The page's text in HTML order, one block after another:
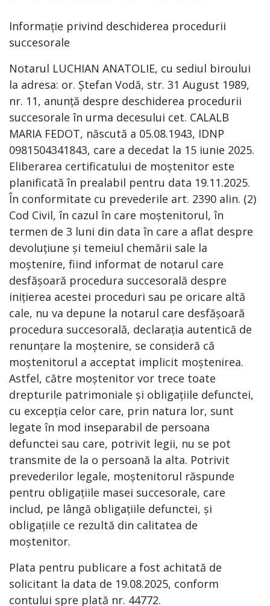
Informație privind deschiderea procedurii
succesorale
Notarul LUCHIAN ANATOLIE, cu sediul biroului
la adresa: or. Ștefan Vodă, str. 31 August 1989,
nr. 11, anunță despre deschiderea procedurii
succesorale în urma decesului cet. CALALB
MARIA FEDOT, născută a 05.08.1943, IDNP
0981504341843, care a decedat la 15 iunie 2025.
Eliberarea certificatului de moștenitor este
planificată în prealabil pentru data 19.11.2025.
În conformitate cu prevederile art. 2390 alin. (2)
Cod Civil, în cazul în care moștenitorul, în
termen de 3 luni din data în care a aflat despre
devoluțiune și temeiul chemării sale la
moștenire, fiind informat de notarul care
desfășoară procedura succesorală despre
inițierea acestei proceduri sau pe oricare altă
cale, nu va depune la notarul care desfășoară
procedura succesorală, declarația autentică de
renunțare la moștenire, se consideră că
moștenitorul a acceptat implicit moștenirea.
Astfel, către moștenitor vor trece toate
drepturile patrimoniale și obligațiile defunctei,
cu excepția celor care, prin natura lor, sunt
legate în mod inseparabil de persoana
defunctei sau care, potrivit legii, nu se pot
transmite de la o persoană la alta. Potrivit
prevederilor legale, moștenitorul răspunde
pentru obligațiile masei succesorale, care
includ, pe lângă obligațiile defunctei, și
obligațiile ce rezultă din calitatea de
moștenitor.
Plata pentru publicare a fost achitată de
solicitant la data de 19.08.2025, conform
contului spre plată nr. 44772.